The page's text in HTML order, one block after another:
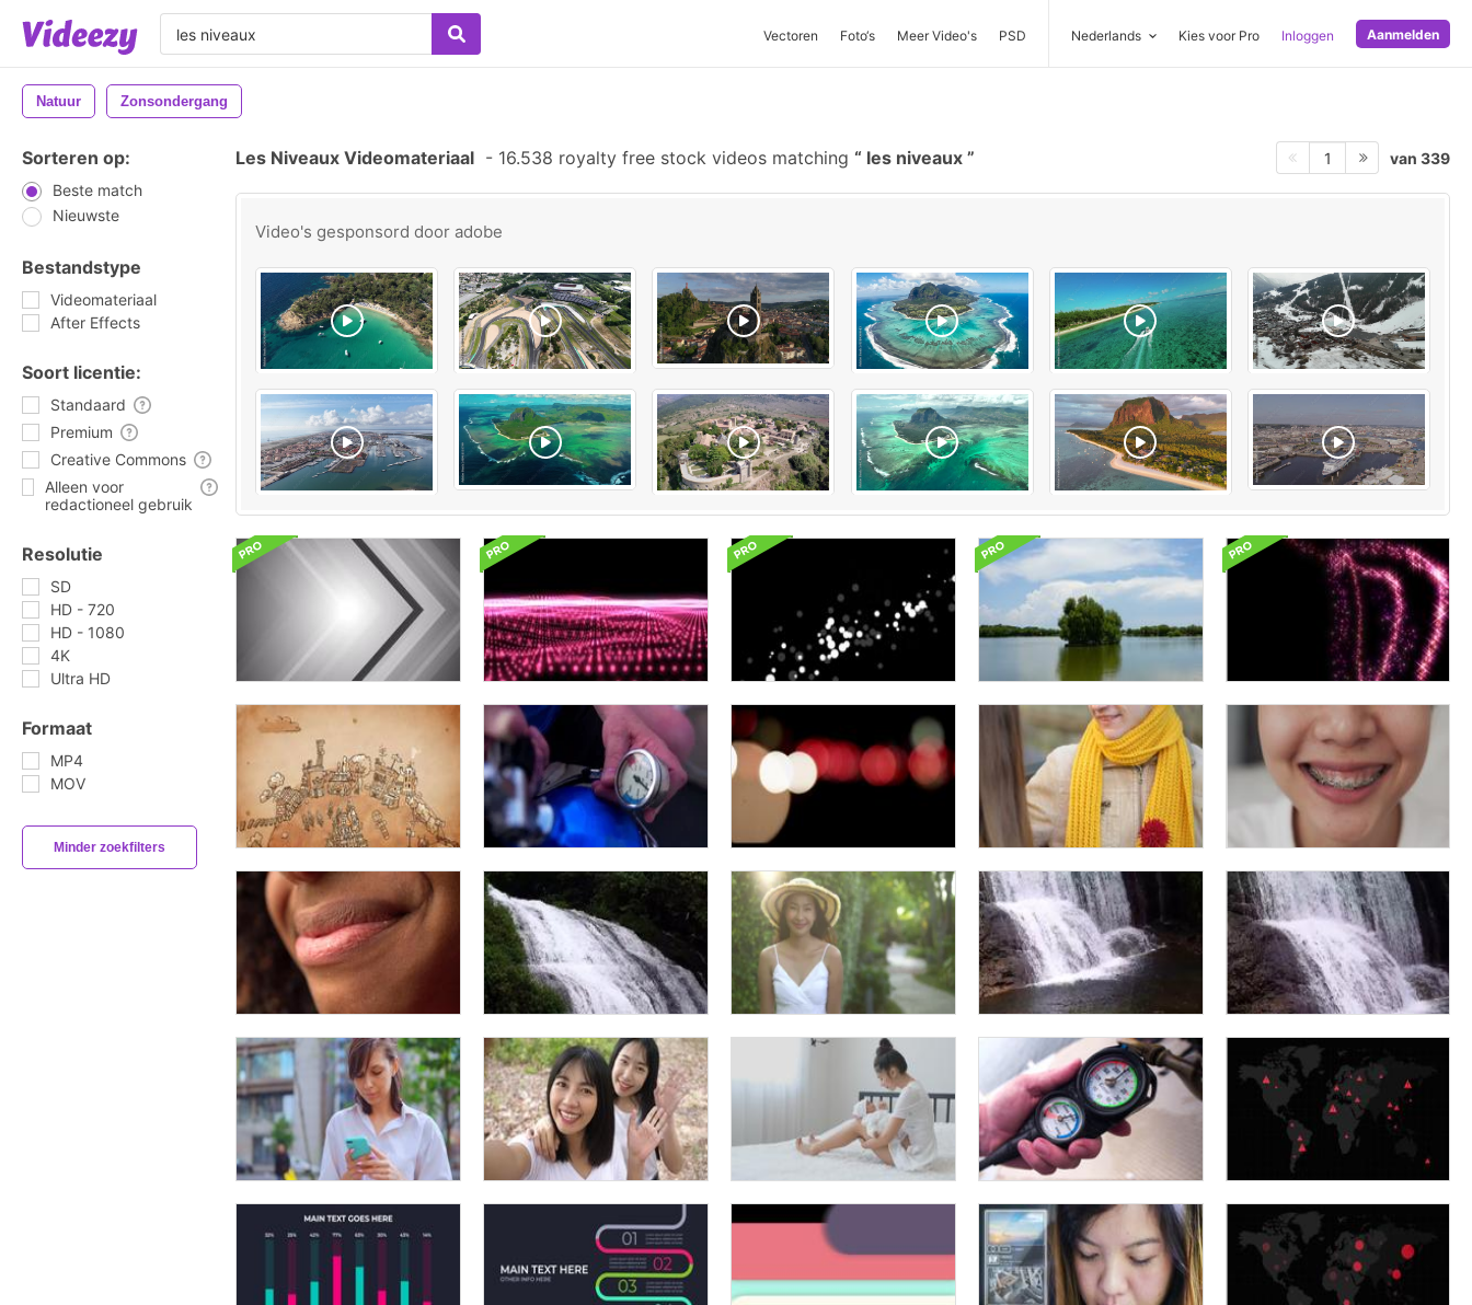
Vectoren Foto‘s Meer Video's PSD Nederlands Kies voor Pro Inloggen Aanmelden
Natuur Zonsondergang
Sorteren op:
Beste match
Nieuwste
Bestandstype
Videomateriaal
After Effects
Soort licentie:
Standaard
Premium
Creative Commons
Alleen voor
redactioneel gebruik
Resolutie
SD
HD - 720
HD - 1080
4K
Ultra HD
Formaat
MP4
MOV
Minder zoekfilters
Les Niveaux Videomateriaal - 16.538 royalty free stock videos matching les niveaux 1 van 339
Video's gesponsord door adobe